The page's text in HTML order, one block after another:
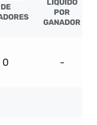
DE
LÍQUIDO
POR
GANADOR
0 -